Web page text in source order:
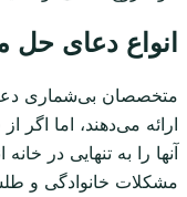
انواع دعای حل
متخصصان بی‌شماری
ارائه می‌دهند، اما اگر
آنها را به تنهایی در
مشکلات خانوادگی و